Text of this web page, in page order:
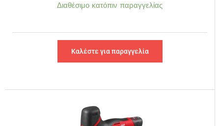
Διαθέσιμο κατόπιν παραγγελίας
Καλέστε για παραγγελία